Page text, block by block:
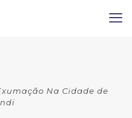
Na Cidade de